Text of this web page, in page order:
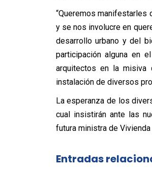
“Queremos
y se nos involucre en
desarrollo urbano y del
participación alguna en
arquitectos en la misiva
instalación de diversos
La esperanza de los
cual insistirán ante las
futura ministra de
Entradas